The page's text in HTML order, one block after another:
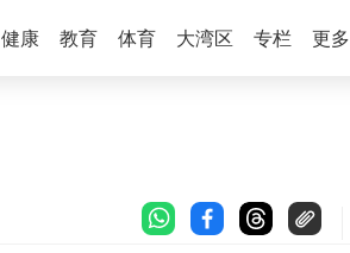
健康 教育 体育 大湾区 专栏 更多